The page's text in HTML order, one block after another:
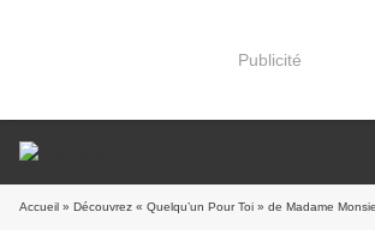
Publicité
Accueil » Découvrez « Quelqu’un Pour Toi » de Madame